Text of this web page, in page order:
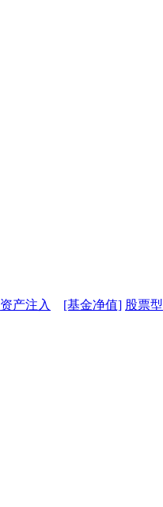
资产注入 [基金净值] 股票型